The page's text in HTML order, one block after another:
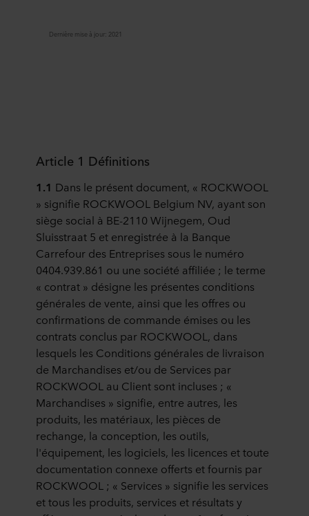
Dernière mise à jour: 2021
Article 1 Définitions
1.1 Dans le présent document, « ROCKWOOL
» signifie ROCKWOOL Belgium NV, ayant son
siège social à BE-2110 Wijnegem, Oud
Sluisstraat 5 et enregistrée à la Banque
Carrefour des Entreprises sous le numéro
0404.939.861 ou une société affiliée ; le terme
« contrat » désigne les présentes conditions
générales de vente, ainsi que les offres ou
confirmations de commande émises ou les
contrats conclus par ROCKWOOL, dans
lesquels les Conditions générales de livraison
de Marchandises et/ou de Services par
ROCKWOOL au Client sont incluses ; «
Marchandises » signifie, entre autres, les
produits, les matériaux, les pièces de
rechange, la conception, les outils,
l'équipement, les logiciels, les licences et toute
documentation connexe offerts et fournis par
ROCKWOOL ; « Services » signifie les services
et tous les produits, services et résultats y